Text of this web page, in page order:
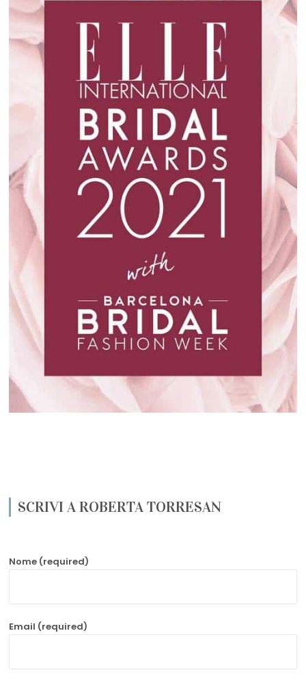
SCRIVI A ROBERTA TORRESAN
Nome (required)
Email (required)